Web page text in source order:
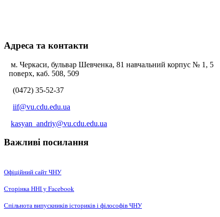
Адреса та контакти
м. Черкаси, бульвар Шевченка, 81 навчальний корпус № 1, 5
поверх, каб. 508, 509
(0472) 35-52-37
iif@vu.cdu.edu.ua
kasyan_andriy@vu.cdu.edu.ua
Важливі посилання
Офіційний сайт ЧНУ
Сторінка ННІ у Facebook
Спільнота випускників істориків і філософів ЧНУ